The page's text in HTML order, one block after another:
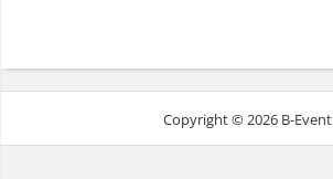
Copyright © 2026 B-Event